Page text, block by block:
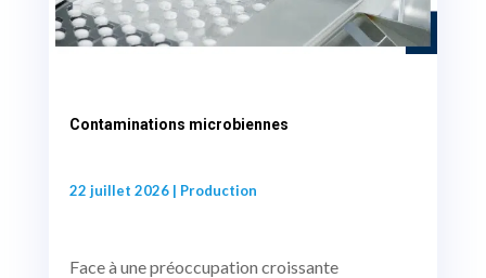
Contaminations microbiennes
22 juillet 2026| Production
Face à une préoccupation croissante